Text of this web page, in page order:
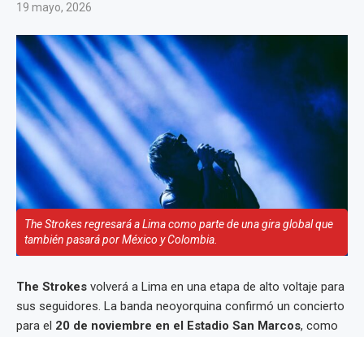
19 mayo, 2026
The Strokes regresará a Lima como parte de una gira global que
también pasará por México y Colombia.
The Strokes volverá a Lima en una etapa de alto voltaje para
sus seguidores. La banda neoyorquina confirmó un concierto
para el 20 de noviembre en el Estadio San Marcos, como